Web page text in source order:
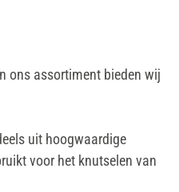
ons assortiment bieden wij
uit hoogwaardige
voor het knutselen van